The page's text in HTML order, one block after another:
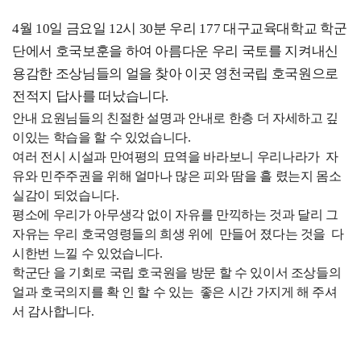
4월 10일 금요일 12시 30분 우리 177 대구교육대학교 학군
단에서 호국보훈을 하여 아름다운 우리 국토를 지켜내신
용감한 조상님들의 얼을 찾아 이곳 영천국립 호국원으로
전적지 답사를 떠났습니다.
안내 요원님들의 친절한 설명과 안내로 한층 더 자세하고 깊
이있는 학습을 할 수 있었습니다.
여러 전시 시설과 만여평의 묘역을 바라보니 우리나라가 자
유와 민주주권을 위해 얼마나 많은 피와 땀을 흘 렸는지 몸소
실감이 되었습니다.
평소에 우리가 아무생각 없이 자유를 만끽하는 것과 달리 그
자유는 우리 호국영령들의 희생 위에 만들어 졌다는 것을 다
시한번 느낄 수 있었습니다.
학군단 을 기회로 국립 호국원을 방문 할 수 있이서 조상들의
얼과 호국의지를 확 인 할 수 있는 좋은 시간 가지게 해 주셔
서 감사합니다.